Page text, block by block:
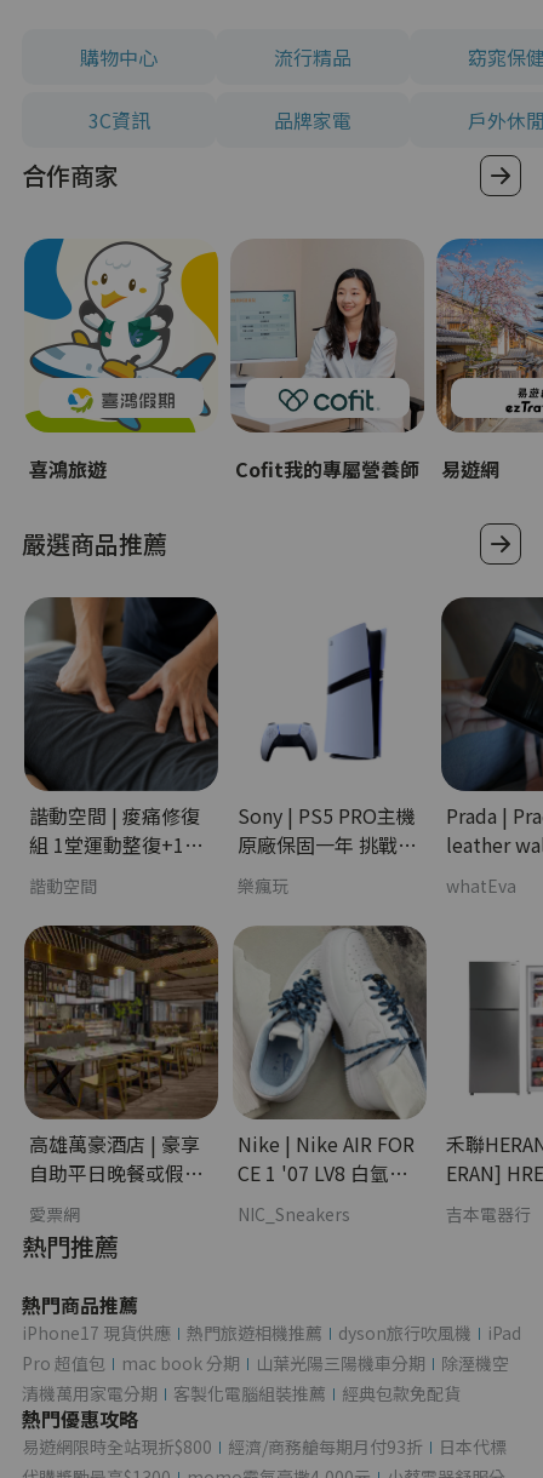
購物中心 流行精品 窈窕保
3C資訊 品牌家電 戶外休
合作商家
喜鴻旅遊 Cofit我的專屬營養師 易遊網
嚴選商品推薦
諧動空間 | 痠痛修復
組 1堂運動整復+1堂
個人課 - 課程學習分
期
諧動空間
Sony | PS5 PRO主機
原廠保固一年 挑戰銀
卡最低價 樹林區歡迎
自取 - 3C科技分期
樂瘋玩
Prada |
leather
時尚分期
whatEva
高雄萬豪酒店 | 豪享
自助平日晚餐或假日
午餐－四張一套 - 娛
樂休閒分期
愛票網
Nike | Nike AIR FOR
CE 1 '07 LV8 白氫藍
冰藍 - 流行潮牌分期
NIC_Sneakers
禾聯HERAN | [
ERAN]
變頻雙門
- 家電分期
吉本電器行
熱門推薦
熱門商品推薦
iPhone17 現貨供應 熱門旅遊相機推薦 dyson旅行吹風機
iPad
Pro 超值包
mac book 分期 山葉光陽三陽機車分期
除溼機空
清機萬用家電分期
客製化電腦組裝推薦 經典包款免配貨
熱門優惠攻略
易遊網限時全站現折$800 經濟/商務艙每期月付93折
日本代標